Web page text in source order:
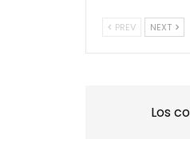
PREV NEXT
Los